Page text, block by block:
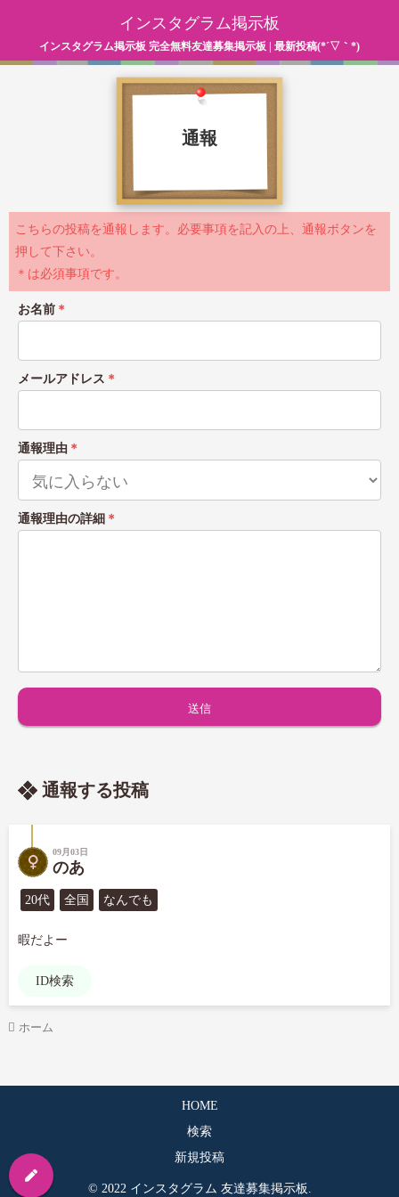
インスタグラム掲示板
インスタグラム掲示板 完全無料友達募集掲示板 | 最新投稿(*´▽｀*)
通報
こちらの投稿を通報します。必要事項を記入の上、通報ボタンを
押して下さい。
＊は必須事項です。
お名前 ＊
メールアドレス ＊
通報理由 ＊
通報理由の詳細 ＊
通報する投稿
09月03日
のあ
20代 全国 なんでも
暇だよー
ID検索
ホーム
HOME
検索
新規投稿
© 2022 インスタグラム 友達募集掲示板.